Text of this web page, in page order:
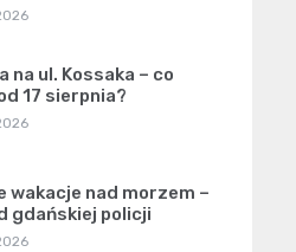
na ul. Kossaka – co
17 sierpnia?
wakacje nad morzem –
gdańskiej policji